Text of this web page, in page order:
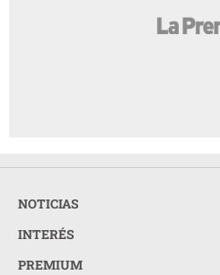
NOTICIAS
INTERÉS
PREMIUM